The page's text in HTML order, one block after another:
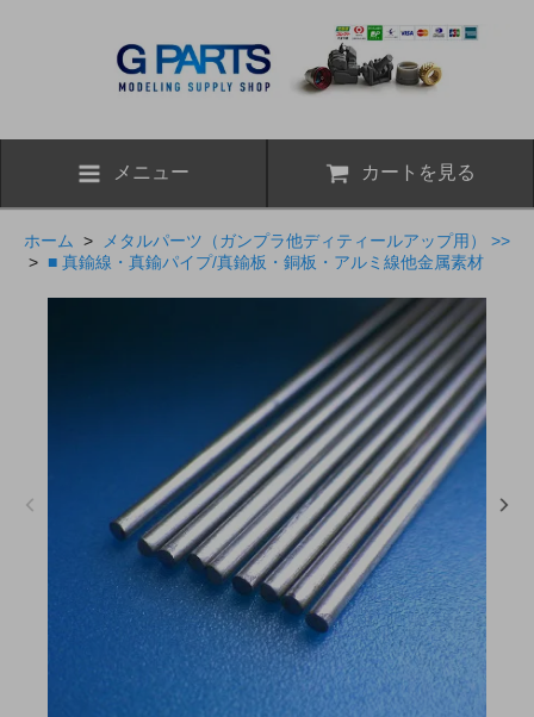
メニュー カートを見る
ホーム >
メタルパーツ（ガンプラ他ディティールアップ用） >>
> ■ 真鍮線・真鍮パイプ/真鍮板・銅板・アルミ線他金属素材